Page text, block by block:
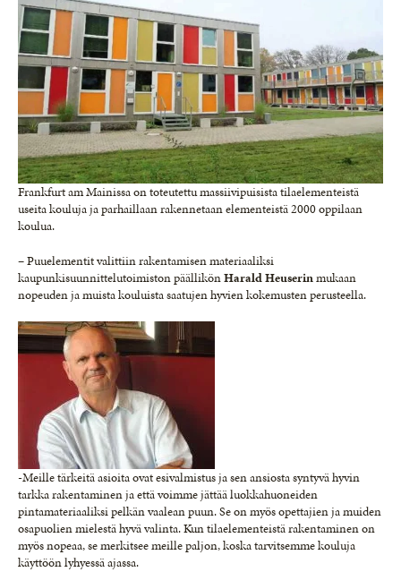
Frankfurt am Mainissa on toteutettu massiivipuisista tilaelementeistä
useita kouluja ja parhaillaan rakennetaan elementeistä 2000 oppilaan
koulua.
– Puuelementit valittiin rakentamisen materiaaliksi
kaupunkisuunnittelutoimiston päällikönHarald Heuserinmukaan
nopeuden ja muista kouluista saatujen hyvien kokemusten perusteella.
-Meille tärkeitä asioita ovat esivalmistus ja sen ansiosta syntyvä hyvin
tarkka rakentaminen ja että voimme jättää luokkahuoneiden
pintamateriaaliksi pelkän vaalean puun. Se on myös opettajien ja muiden
osapuolien mielestä hyvä valinta. Kun tilaelementeistä rakentaminen on
myös nopeaa, se merkitsee meille paljon, koska tarvitsemme kouluja
käyttöön lyhyessä ajassa.